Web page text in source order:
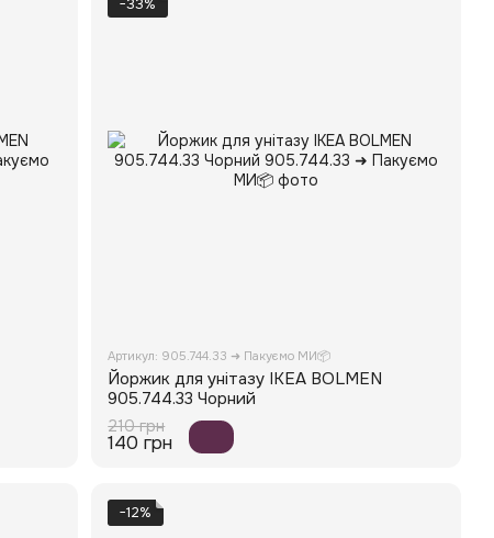
−33%
Артикул: 905.744.33 ➜ Пакуємо МИ📦
Йоржик для унітазу IKEA BOLMEN
905.744.33 Чорний
210 грн
140 грн
−12%